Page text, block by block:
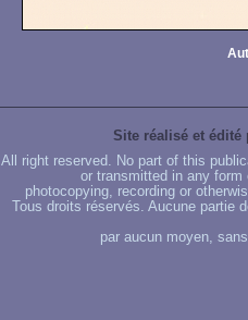
Site réalisé et édité
All right reserved. No part of this
or transmitted in any
photocopying, recording or
Tous droits réservés. Aucune
par aucun moyen,